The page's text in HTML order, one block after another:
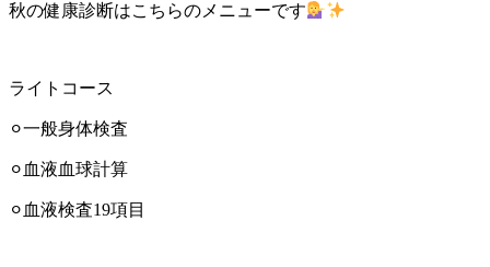
秋の健康診断はこちらのメニューです
ライトコース
⚪︎一般身体検査
⚪︎血液血球計算
⚪︎血液検査19項目